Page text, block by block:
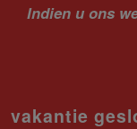
Indien u ons
vakantie